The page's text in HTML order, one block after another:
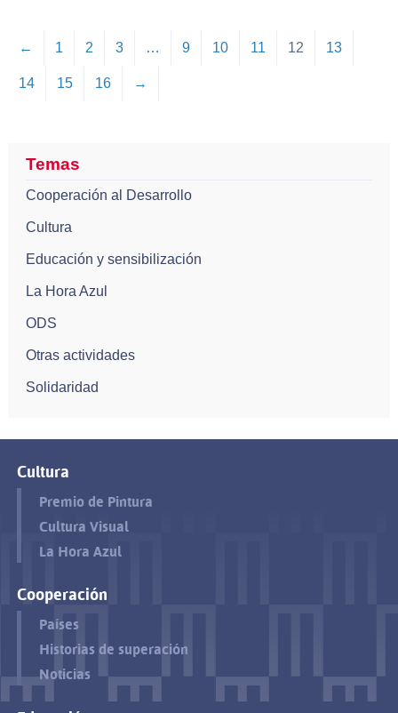
← 1 2 3 … 9 10 11 12 13
14 15 16 →
Temas
Cooperación al Desarrollo
Cultura
Educación y sensibilización
La Hora Azul
ODS
Otras actividades
Solidaridad
Cultura
Premio de Pintura
Cultura Visual
La Hora Azul
Cooperación
Países
Historias de superación
Noticias